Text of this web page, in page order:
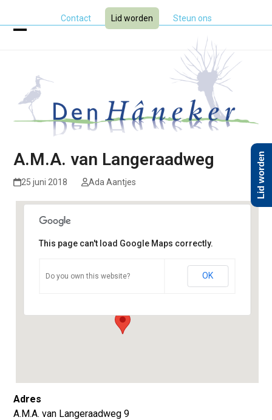
Contact Lid worden Steun ons
menu
menu
A.M.A. van Langeraadweg
25 juni 2018 Ada Aantjes
A.M.A. van Langeraadweg 9 - Giessenburg
This page can't load Google Maps correctly.
Do you own this website? OK
Adres
A.M.A. van Langeraadweg 9
Lid worden